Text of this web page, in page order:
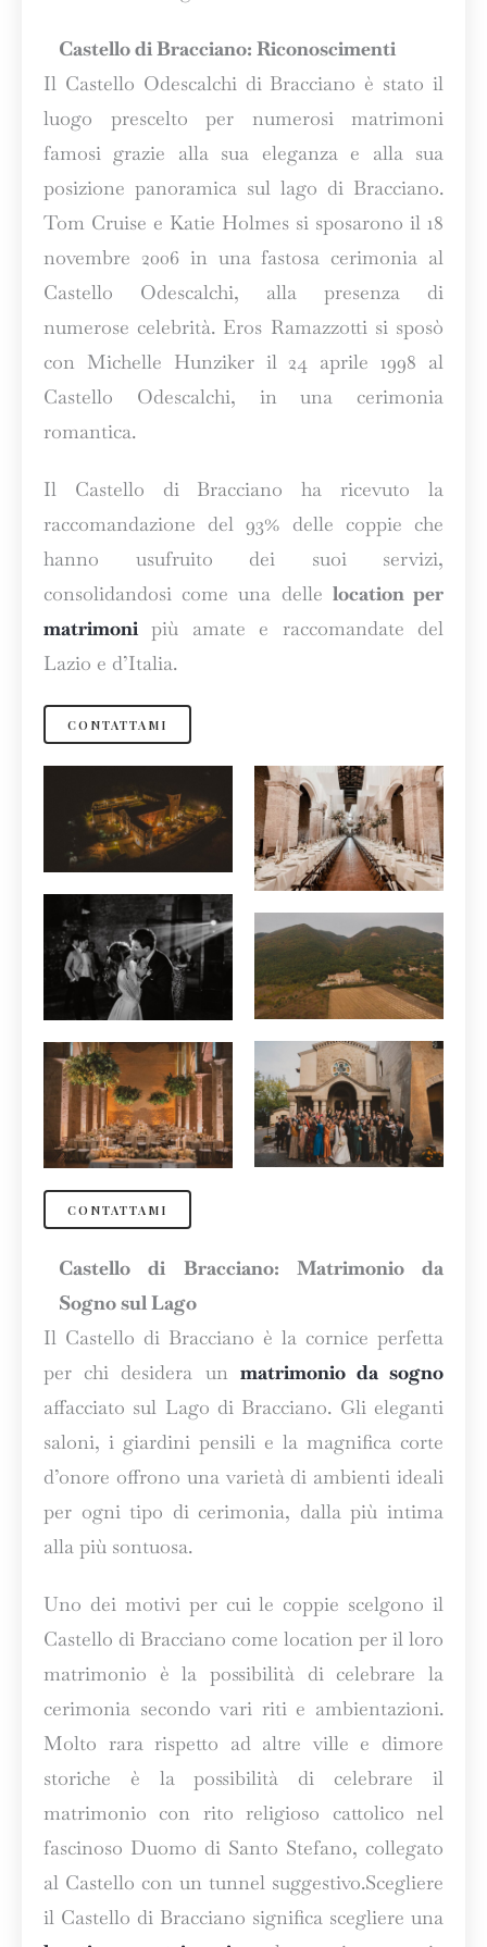
Castello di Bracciano: Riconoscimenti
Il Castello Odescalchi di Bracciano è stato il
luogo prescelto per numerosi matrimoni
famosi grazie alla sua eleganza e alla sua
posizione panoramica sul lago di Bracciano.
Tom Cruise e Katie Holmes si sposarono il 18
novembre 2006 in una fastosa cerimonia al
Castello Odescalchi, alla presenza di
numerose celebrità. Eros Ramazzotti si sposò
con Michelle Hunziker il 24 aprile 1998 al
Castello Odescalchi, in una cerimonia
romantica.
Il Castello di Bracciano ha ricevuto la
raccomandazione del 93% delle coppie che
hanno usufruito dei suoi servizi,
consolidandosi come una delle location per
matrimonipiù amate e raccomandate del
Lazio e d’Italia.
CONTATTAMI
CONTATTAMI
Castello di Bracciano: Matrimonio da
Sogno sul Lago
Il Castello di Bracciano è la cornice perfetta
per chi desidera un matrimonio da sogno
affacciato sul Lago di Bracciano. Gli eleganti
saloni, i giardini pensili e la magnifica corte
d’onore offrono una varietà di ambienti ideali
per ogni tipo di cerimonia, dalla più intima
alla più sontuosa.
Uno dei motivi per cui le coppie scelgono il
Castello di Bracciano come location per il loro
matrimonio è la possibilità di celebrare la
cerimonia secondo vari riti e ambientazioni.
Molto rara rispetto ad altre ville e dimore
storiche è la possibilità di celebrare il
matrimonio con rito religioso cattolico nel
fascinoso Duomo di Santo Stefano, collegato
al Castello con un tunnel suggestivo.Scegliere
il Castello di Bracciano significa scegliere una